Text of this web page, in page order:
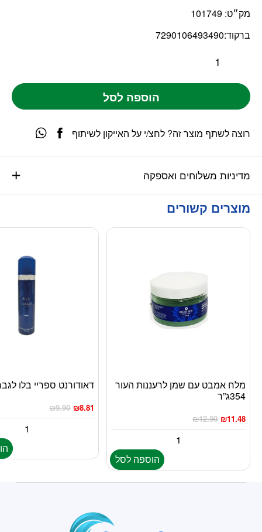
מק״ט: 101749
ברקוד:7290106493490
הוספה לסל
מדיניות משלוחים ואספקה
רוצה לשתף מוצר זה? לחצ/י על האייקון לשיתוף
מוצרים קשורים
מלח אמבט עם שמן לרעננות העור
354ג”ר
₪12.90 ₪11.48
הוספה לסל
דאודורנט ספריי בלו לגבר
₪9.90 ₪8.81